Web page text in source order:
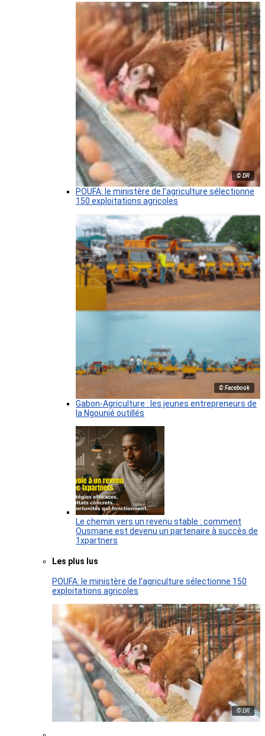
© DR
POUFA: le ministère de l’agriculture sélectionne
150 exploitations agricoles
© Facebook
Gabon-Agriculture : les jeunes entrepreneurs de
la Ngounié outillés
Le chemin vers un revenu stable : comment
Ousmane est devenu un partenaire à succès de
1xpartners
Les plus lus
POUFA: le ministère de l’agriculture sélectionne 150
exploitations agricoles
© DR